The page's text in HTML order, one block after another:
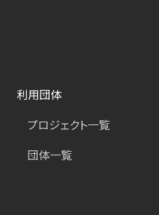
利用団体
プロジェクト一覧
団体一覧